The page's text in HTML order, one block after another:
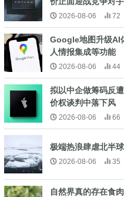
2026-08-06 72
Google地图升级AI
人情报集成等功能
2026-08-06 44
拟以中企做筹码反
价权谈判中落下风
2026-08-06 66
极端热浪肆虐北半
2026-08-06 35
自然界真的存在食